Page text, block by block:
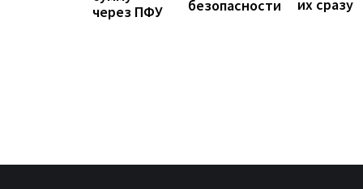
через ПФУ
безопасности
их сразу